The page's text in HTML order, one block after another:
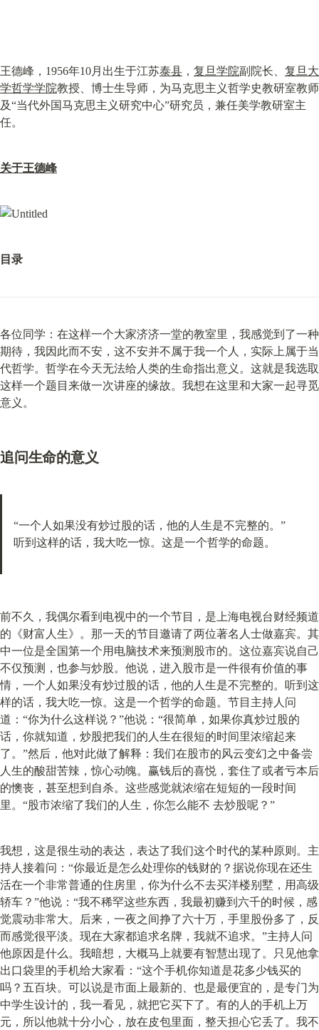
王德峰，1956年10月出生于江苏泰县 ， 复旦学院副院长、 复旦大
学哲学学院教授、博士生导师，为马克思主义哲学史教研室教师
及“当代外国马克思主义研究中心”研究员，兼任美学教研室主
任。
关于王德峰
目录
各位同学：在这样一个大家济济一堂的教室里，我感觉到了一种
期待，我因此而不安，这不安并不属于我一个人，实际上属于当
代哲学。哲学在今天无法给人类的生命指出意义。这就是我选取
这样一个题目来做一次讲座的缘故。我想在这里和大家一起寻觅
意义。
追问生命的意义
“一个人如果没有炒过股的话，他的人生是不完整的。”
听到这样的话，我大吃一惊。这是一个哲学的命题。
前不久，我偶尔看到电视中的一个节目，是上海电视台财经频道
的《财富人生》。那一天的节目邀请了两位著名人士做嘉宾。其
中一位是全国第一个用电脑技术来预测股市的。这位嘉宾说自己
不仅预测，也参与炒股。他说，进入股市是一件很有价值的事
情，一个人如果没有炒过股的话，他的人生是不完整的。听到这
样的话，我大吃一惊。这是一个哲学的命题。节目主持人问
道：“你为什么这样说？”他说：“很简单，如果你真炒过股的
话，你就知道，炒股把我们的人生在很短的时间里浓缩起来
了。”然后，他对此做了解释：我们在股市的风云变幻之中备尝
人生的酸甜苦辣，惊心动魄。赢钱后的喜悦，套住了或者亏本后
的懊丧，甚至想到自杀。这些感觉就浓缩在短短的一段时间
里。“股市浓缩了我们的人生，你怎么能不 去炒股呢？”
我想，这是很生动的表达，表达了我们这个时代的某种原则。主
持人接着问：“你最近是怎么处理你的钱财的？据说你现在还生
活在一个非常普通的住房里，你为什么不去买洋楼别墅，用高级
轿车？”他说：“我不稀罕这些东西，我最初赚到六千的时候，感
觉震动非常大。后来，一夜之间挣了六十万，手里股份多了，反
而感觉很平淡。现在大家都追求名牌，我就不追求。”主持人问
他原因是什么。我暗想，大概马上就要有智慧出现了。只见他拿
出口袋里的手机给大家看：“这个手机你知道是花多少钱买的
吗？五百块。可以说是市面上最新的、也是最便宜的，是专门为
中学生设计的，我一看见，就把它买下了。有的人的手机上万
元，所以他就十分小心，放在皮包里面，整天担心它丢了。我不